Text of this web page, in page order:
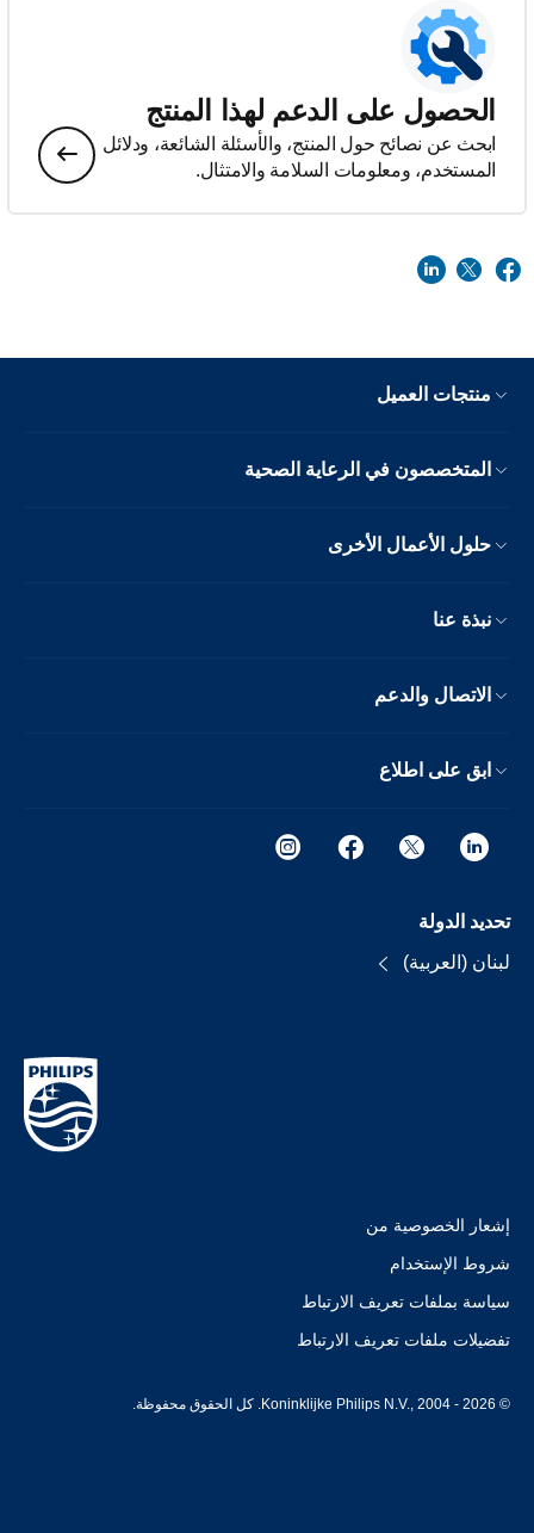
الحصول على الدعم لهذا المنتج
ابحث عن نصائح حول المنتج، والأسئلة الشائعة، ودلائل
المستخدم، ومعلومات السلامة والامتثال.
منتجات العميل
المتخصصون في الرعاية الصحية
حلول الأعمال الأخرى
نبذة عنا
الاتصال والدعم
ابق على اطلاع
تحديد الدولة
لبنان (العربية)
إشعار الخصوصية من
شروط الإستخدام
سياسة بملفات تعريف الارتباط
تفضيلات ملفات تعريف الارتباط
© Koninklijke Philips N.V., 2004 - 2026. كل الحقوق محفوظة.